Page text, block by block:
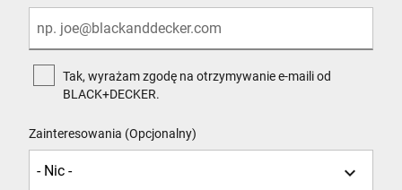
Tak, wyrażam zgodę na otrzymywanie e-maili od
BLACK+DECKER.
Zainteresowania (Opcjonalny)